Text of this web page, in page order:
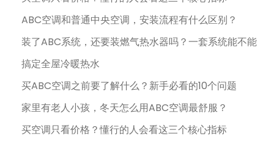
ABC空调和普通中央空调，安装流程有什么区别？
装了ABC系统，还要装燃气热水器吗？一套系统能不能
搞定全屋冷暖热水
买ABC空调之前要了解什么？新手必看的10个问题
家里有老人小孩，冬天怎么用ABC空调最舒服？
买空调只看价格？懂行的人会看这三个核心指标